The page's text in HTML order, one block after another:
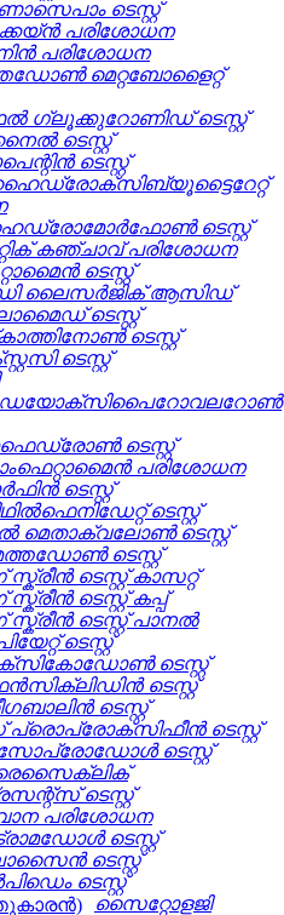
ടെസ്റ്റ്
പരിശോധന
പരിശോധന
മെറ്റബോളൈറ്റ്
ഗ്ലൂക്കുറോണിഡ് ടെസ്റ്റ്
ടെസ്റ്റ്
ടെസ്റ്റ്
ഹൈഡ്രോക്സിബ്യൂട്ടൈറേറ്റ്
ടെസ്റ്റ്
കഞ്ചാവ് പരിശോധന
ടെസ്റ്റ്
ലൈസർജിക് ആസിഡ്
ടെസ്റ്റ്
ടെസ്റ്റ്
ടെസ്റ്റ്
ടെസ്റ്റ്
പരിശോധന
ടെസ്റ്റ്
ടെസ്റ്റ്
ടെസ്റ്റ്
ടെസ്റ്റ്
സ്ക്രീൻ ടെസ്റ്റ് കാസറ്റ്
ടെസ്റ്റ് കപ്പ്
സ്ക്രീൻ ടെസ്റ്റ് പാനൽ
ടെസ്റ്റ്
ടെസ്റ്റ്
ടെസ്റ്റ്
ടെസ്റ്റ്
പ്രൊപ്രോക്സിഫീൻ ടെസ്റ്റ്
ടെസ്റ്റ്
ടെസ്റ്റ്
പരിശോധന
ടെസ്റ്റ്
ടെസ്റ്റ്
ടെസ്റ്റ്
സൈറ്റോളജി